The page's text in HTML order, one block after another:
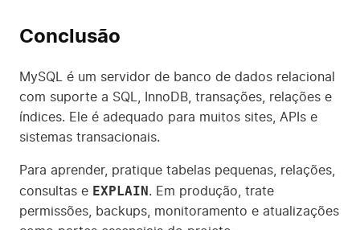
Conclusão
MySQL é um servidor de banco de dados relacional
com suporte a SQL, InnoDB, transações, relações e
índices. Ele é adequado para muitos sites, APIs e
sistemas transacionais.
Para aprender, pratique tabelas pequenas, relações,
consultas e EXPLAIN. Em produção, trate
permissões, backups, monitoramento e atualizações